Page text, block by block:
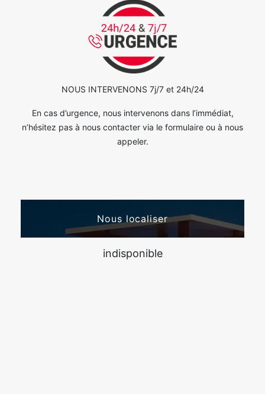
NOUS INTERVENONS 7j/7 et 24h/24
En cas d’urgence, nous intervenons dans l’immédiat,
n’hésitez pas à nous contacter via le formulaire ou à nous
appeler.
Nous localiser
indisponible